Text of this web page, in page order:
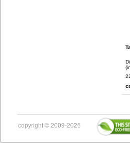
copyright © 2009-2026